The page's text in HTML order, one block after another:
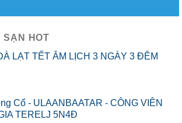
SẠN HOT
LẠT TẾT ÂM LỊCH 3 NGÀY 3 ĐÊM
Cổ - ULAANBAATAR - CÔNG VIÊN
TERELJ 5N4Đ